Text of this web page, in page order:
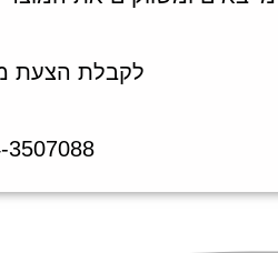
לקבלת הצעת
3507088